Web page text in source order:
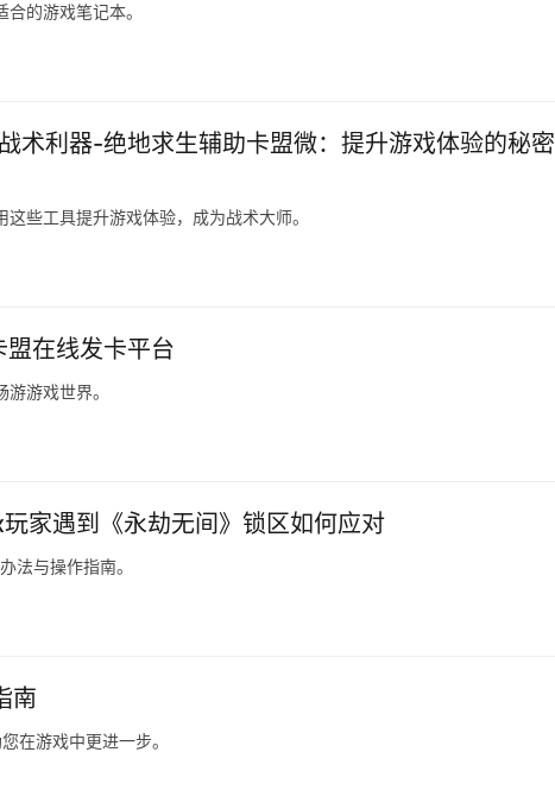
的游戏笔记本。
术利器-绝地求生辅助卡盟微：提升游戏体验的秘密
些工具提升游戏体验，成为战术大师。
在线发卡平台
游戏世界。
家遇到《永劫无间》锁区如何应对
法与操作指南。
南
在游戏中更进一步。